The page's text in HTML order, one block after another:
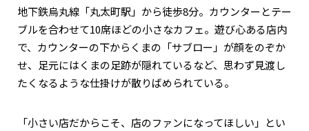
地下鉄烏丸線「丸太町駅」から徒歩8分。カウンターとテー
ブルを合わせて10席ほどの小さなカフェ。遊び心ある店内
で、カウンターの下からくまの「サブロー」が顔をのぞか
せ、足元にはくまの足跡が隠れているなど、思わず見渡し
たくなるような仕掛けが散りばめられている。
「小さい店だからこそ、店のファンになってほしい」とい